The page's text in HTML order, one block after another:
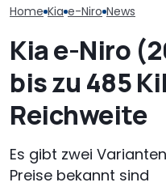
Home Kia e-Niro News
Kia e-Niro
bis zu 485
Reichweite
Es gibt zwei
Preise bekannt sind